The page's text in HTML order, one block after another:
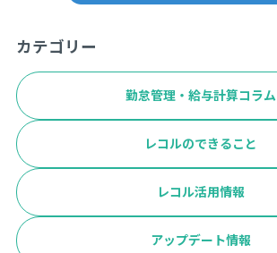
カテゴリー
勤怠管理・給与計算コラム
レコルのできること
レコル活用情報
アップデート情報